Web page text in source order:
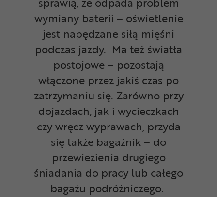
wymiany baterii – oświetlenie
jest napędzane siłą mięśni
podczas jazdy. Ma też światła
postojowe – pozostają
włączone przez jakiś czas po
zatrzymaniu się. Zarówno przy
dojazdach, jak i wycieczkach
czy wręcz wyprawach, przyda
się także bagażnik – do
przewiezienia drugiego
śniadania do pracy lub całego
bagażu podróżniczego.